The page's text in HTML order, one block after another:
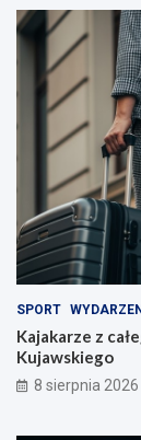
SPORT
Kajakarze z
Kujawskiego
8 sierpnia 2026